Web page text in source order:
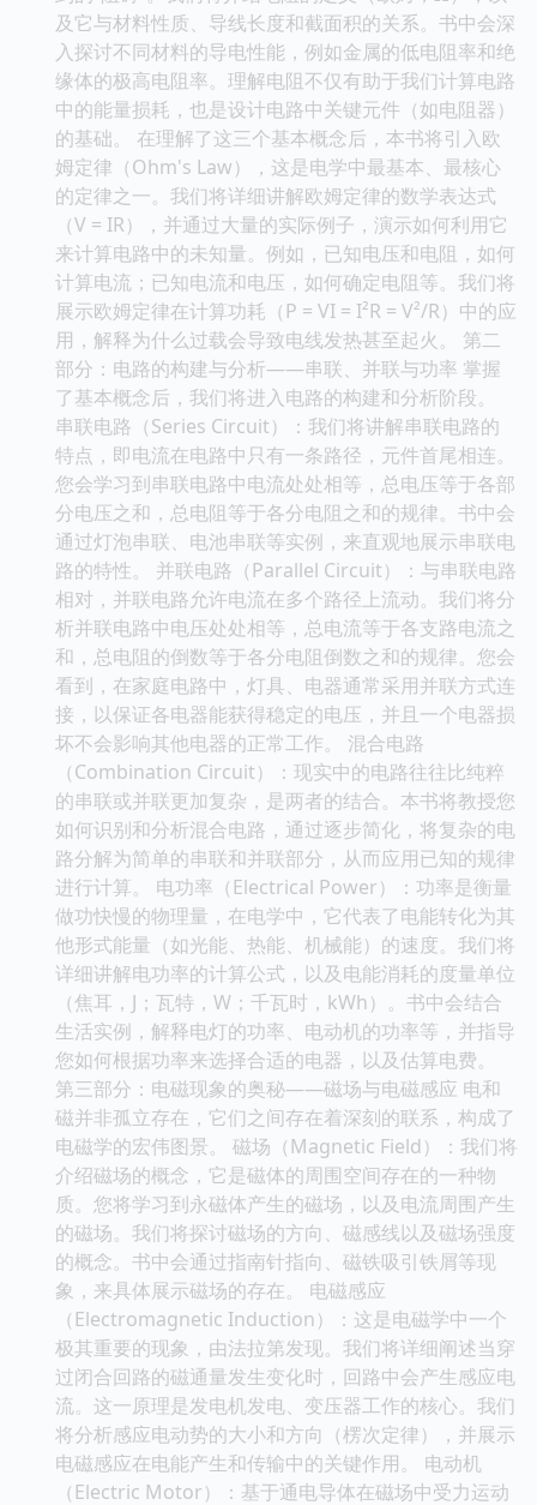
及它与材料性质、导线长度和截面积的关系。书中会深
入探讨不同材料的导电性能，例如金属的低电阻率和绝
缘体的极高电阻率。理解电阻不仅有助于我们计算电路
中的能量损耗，也是设计电路中关键元件（如电阻器）
的基础。 在理解了这三个基本概念后，本书将引入欧
姆定律（Ohm's Law），这是电学中最基本、最核心
的定律之一。我们将详细讲解欧姆定律的数学表达式
（V = IR），并通过大量的实际例子，演示如何利用它
来计算电路中的未知量。例如，已知电压和电阻，如何
计算电流；已知电流和电压，如何确定电阻等。我们将
展示欧姆定律在计算功耗（P = VI = I²R = V²/R）中的应
用，解释为什么过载会导致电线发热甚至起火。 第二
部分：电路的构建与分析——串联、并联与功率 掌握
了基本概念后，我们将进入电路的构建和分析阶段。
串联电路（Series Circuit）：我们将讲解串联电路的
特点，即电流在电路中只有一条路径，元件首尾相连。
您会学习到串联电路中电流处处相等，总电压等于各部
分电压之和，总电阻等于各分电阻之和的规律。书中会
通过灯泡串联、电池串联等实例，来直观地展示串联电
路的特性。 并联电路（Parallel Circuit）：与串联电路
相对，并联电路允许电流在多个路径上流动。我们将分
析并联电路中电压处处相等，总电流等于各支路电流之
和，总电阻的倒数等于各分电阻倒数之和的规律。您会
看到，在家庭电路中，灯具、电器通常采用并联方式连
接，以保证各电器能获得稳定的电压，并且一个电器损
坏不会影响其他电器的正常工作。 混合电路
（Combination Circuit）：现实中的电路往往比纯粹
的串联或并联更加复杂，是两者的结合。本书将教授您
如何识别和分析混合电路，通过逐步简化，将复杂的电
路分解为简单的串联和并联部分，从而应用已知的规律
进行计算。 电功率（Electrical Power）：功率是衡量
做功快慢的物理量，在电学中，它代表了电能转化为其
他形式能量（如光能、热能、机械能）的速度。我们将
详细讲解电功率的计算公式，以及电能消耗的度量单位
（焦耳，J；瓦特，W；千瓦时，kWh）。书中会结合
生活实例，解释电灯的功率、电动机的功率等，并指导
您如何根据功率来选择合适的电器，以及估算电费。
第三部分：电磁现象的奥秘——磁场与电磁感应 电和
磁并非孤立存在，它们之间存在着深刻的联系，构成了
电磁学的宏伟图景。 磁场（Magnetic Field）：我们将
介绍磁场的概念，它是磁体的周围空间存在的一种物
质。您将学习到永磁体产生的磁场，以及电流周围产生
的磁场。我们将探讨磁场的方向、磁感线以及磁场强度
的概念。书中会通过指南针指向、磁铁吸引铁屑等现
象，来具体展示磁场的存在。 电磁感应
（Electromagnetic Induction）：这是电磁学中一个
极其重要的现象，由法拉第发现。我们将详细阐述当穿
过闭合回路的磁通量发生变化时，回路中会产生感应电
流。这一原理是发电机发电、变压器工作的核心。我们
将分析感应电动势的大小和方向（楞次定律），并展示
电磁感应在电能产生和传输中的关键作用。 电动机
（Electric Motor）：基于通电导体在磁场中受力运动